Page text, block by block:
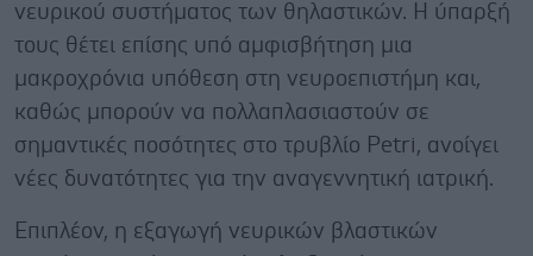
νευρικού συστήματος των θηλαστικών. Η ύπαρξή
τους θέτει επίσης υπό αμφισβήτηση μια
μακροχρόνια υπόθεση στη νευροεπιστήμη και,
καθώς μπορούν να πολλαπλασιαστούν σε
σημαντικές ποσότητες στο τρυβλίο Petri, ανοίγει
νέες δυνατότητες για την αναγεννητική ιατρική.
Επιπλέον, η εξαγωγή νευρικών βλαστικών